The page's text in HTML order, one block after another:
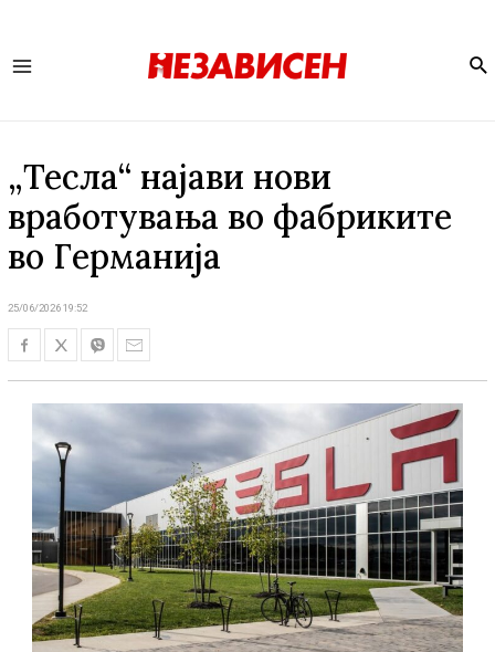
„Тесла“ најави нови
вработувања во фабриките
во Германија
25/06/2026 19:52